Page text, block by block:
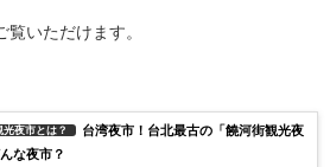
いただけます。
光夜市とは？
台湾夜市！台北最古の「饒河街観光夜
な夜市？